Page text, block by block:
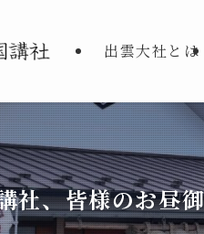
出雲大社とは
社、皆様のお昼